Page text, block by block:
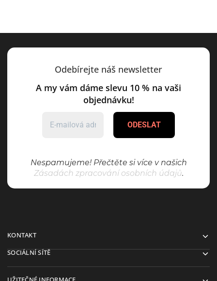
Odebírejte náš newsletter
A my vám dáme slevu 10 % na vaši
objednávku!
Nespamujeme! Přečtěte si více v našich
Zásadách zpracování osobních údajů.
KONTAKT
SOCIÁLNÍ SÍTĚ